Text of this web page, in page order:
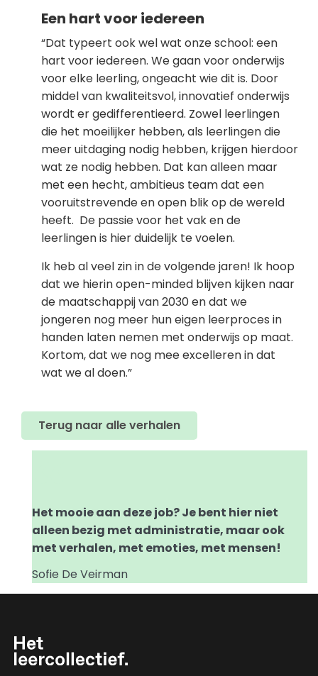
Een hart voor iedereen
“Dat typeert ook wel wat onze school: een
hart voor iedereen. We gaan voor onderwijs
voor elke leerling, ongeacht wie dit is. Door
middel van kwaliteitsvol, innovatief onderwijs
wordt er gedifferentieerd. Zowel leerlingen
die het moeilijker hebben, als leerlingen die
meer uitdaging nodig hebben, krijgen hierdoor
wat ze nodig hebben. Dat kan alleen maar
met een hecht, ambitieus team dat een
vooruitstrevende en open blik op de wereld
heeft. De passie voor het vak en de
leerlingen is hier duidelijk te voelen.
Ik heb al veel zin in de volgende jaren! Ik hoop
dat we hierin open-minded blijven kijken naar
de maatschappij van 2030 en dat we
jongeren nog meer hun eigen leerproces in
handen laten nemen met onderwijs op maat.
Kortom, dat we nog mee excelleren in dat
wat we al doen.”
Terug naar alle verhalen
Het mooie aan deze job? Je bent hier niet
alleen bezig met administratie, maar ook
met verhalen, met emoties, met mensen!
Sofie De Veirman